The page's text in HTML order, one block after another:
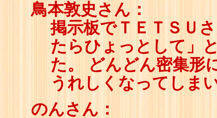
鳥本敦史さん：
掲示板でＴＥＴＳＵ
たらひょっとして」
た。 どんどん密集形
うれしくなってしま
のんさん：